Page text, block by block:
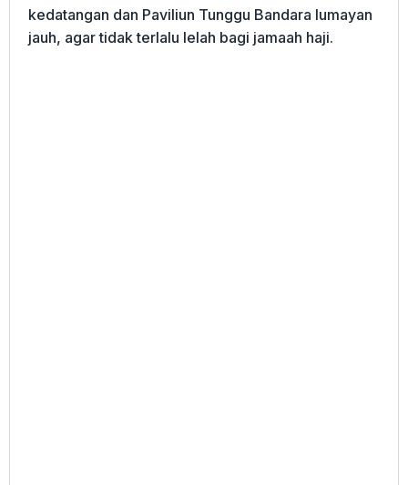
kedatangan dan Paviliun Tunggu Bandara lumayan
jauh, agar tidak terlalu lelah bagi jamaah haji.